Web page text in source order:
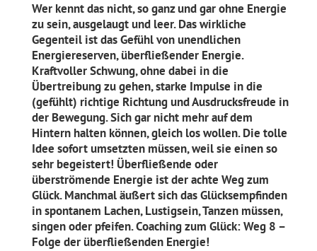
Wer kennt das nicht, so ganz und gar ohne Energie
zu sein, ausgelaugt und leer. Das wirkliche
Gegenteil ist das Gefühl von unendlichen
Energiereserven, überfließender Energie.
Kraftvoller Schwung, ohne dabei in die
Übertreibung zu gehen, starke Impulse in die
(gefühlt) richtige Richtung und Ausdrucksfreude in
der Bewegung. Sich gar nicht mehr auf dem
Hintern halten können, gleich los wollen. Die tolle
Idee sofort umsetzten müssen, weil sie einen so
sehr begeistert! Überfließende oder
überströmende Energie ist der achte Weg zum
Glück. Manchmal äußert sich das Glücksempfinden
in spontanem Lachen, Lustigsein, Tanzen müssen,
singen oder pfeifen. Coaching zum Glück: Weg 8 –
Folge der überfließenden Energie!